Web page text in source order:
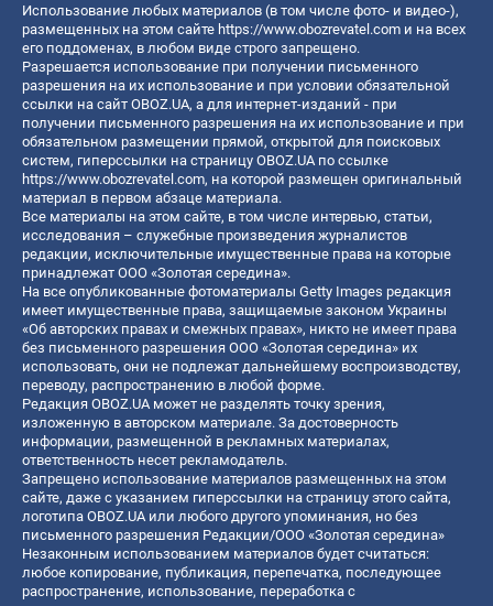
Использование любых материалов (в том числе фото- и видео-),
размещенных на этом сайте https://www.obozrevatel.com и на всех
его поддоменах, в любом виде строго запрещено.
Разрешается использование при получении письменного
разрешения на их использование и при условии обязательной
ссылки на сайт OBOZ.UA, а для интернет-изданий - при
получении письменного разрешения на их использование и при
обязательном размещении прямой, открытой для поисковых
систем, гиперссылки на страницу OBOZ.UA по ссылке
https://www.obozrevatel.com, на которой размещен оригинальный
материал в первом абзаце материала.
Все материалы на этом сайте, в том числе интервью, статьи,
исследования – служебные произведения журналистов
редакции, исключительные имущественные права на которые
принадлежат ООО «Золотая середина».
На все опубликованные фотоматериалы Getty Images редакция
имеет имущественные права, защищаемые законом Украины
«Об авторских правах и смежных правах», никто не имеет права
без письменного разрешения ООО «Золотая середина» их
использовать, они не подлежат дальнейшему воспроизводству,
переводу, распространению в любой форме.
Редакция OBOZ.UA может не разделять точку зрения,
изложенную в авторском материале. За достоверность
информации, размещенной в рекламных материалах,
ответственность несет рекламодатель.
Запрещено использование материалов размещенных на этом
сайте, даже с указанием гиперссылки на страницу этого сайта,
логотипа OBOZ.UA или любого другого упоминания, но без
письменного разрешения Редакции/ООО «Золотая середина»
Незаконным использованием материалов будет считаться:
любое копирование, публикация, перепечатка, последующее
распространение, использование, переработка с